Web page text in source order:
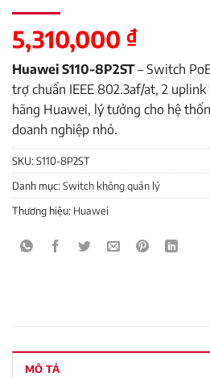
5,310,000 ₫
Huawei S110-8P2ST– Switch
trợ chuẩn IEEE 802.3af/at, 2 uplink
hãng Huawei, lý tưởng cho hệ
doanh nghiệp nhỏ.
SKU:S110-8P2ST
Danh mục:Switch không quản lý
Thương hiệu: Huawei
MÔ TẢ